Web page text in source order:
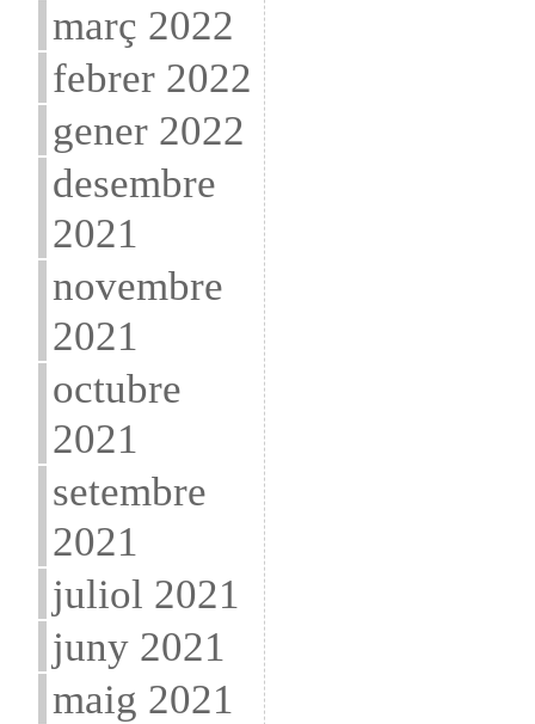
març 2022
febrer 2022
gener 2022
desembre
2021
novembre
2021
octubre
2021
setembre
2021
juliol 2021
juny 2021
maig 2021